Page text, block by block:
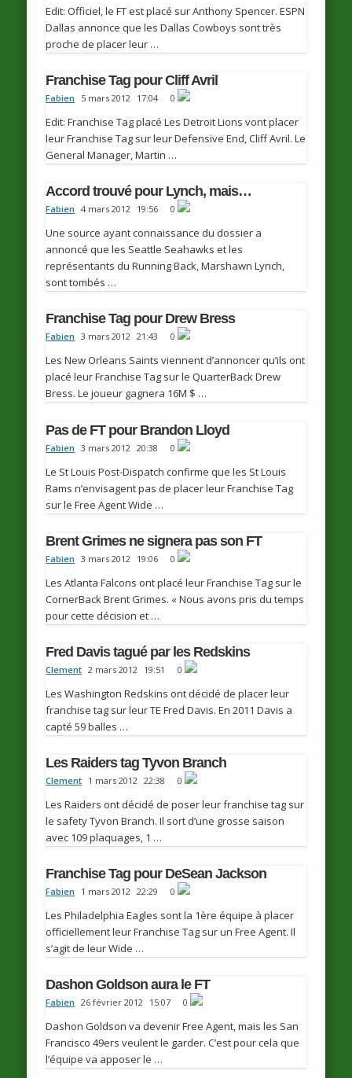
Edit: Officiel, le FT est placé sur Anthony Spencer. ESPN
Dallas annonce que les Dallas Cowboys sont très
proche de placer leur …
Franchise Tag pour Cliff Avril
Fabien 5 mars 2012 17:04 0
Edit: Franchise Tag placé Les Detroit Lions vont placer
leur Franchise Tag sur leur Defensive End, Cliff Avril. Le
General Manager, Martin …
Accord trouvé pour Lynch, mais…
Fabien 4 mars 2012 19:56 0
Une source ayant connaissance du dossier a
annoncé que les Seattle Seahawks et les
représentants du Running Back, Marshawn Lynch,
sont tombés …
Franchise Tag pour Drew Bress
Fabien 3 mars 2012 21:43 0
Les New Orleans Saints viennent d’annoncer qu’ils ont
placé leur Franchise Tag sur le QuarterBack Drew
Bress. Le joueur gagnera 16M $ …
Pas de FT pour Brandon Lloyd
Fabien 3 mars 2012 20:38 0
Le St Louis Post-Dispatch confirme que les St Louis
Rams n’envisagent pas de placer leur Franchise Tag
sur le Free Agent Wide …
Brent Grimes ne signera pas son FT
Fabien 3 mars 2012 19:06 0
Les Atlanta Falcons ont placé leur Franchise Tag sur le
CornerBack Brent Grimes. « Nous avons pris du temps
pour cette décision et …
Fred Davis tagué par les Redskins
Clement 2 mars 2012 19:51 0
Les Washington Redskins ont décidé de placer leur
franchise tag sur leur TE Fred Davis. En 2011 Davis a
capté 59 balles …
Les Raiders tag Tyvon Branch
Clement 1 mars 2012 22:38 0
Les Raiders ont décidé de poser leur franchise tag sur
le safety Tyvon Branch. Il sort d’une grosse saison
avec 109 plaquages, 1 …
Franchise Tag pour DeSean Jackson
Fabien 1 mars 2012 22:29 0
Les Philadelphia Eagles sont la 1ère équipe à placer
officiellement leur Franchise Tag sur un Free Agent. Il
s’agit de leur Wide …
Dashon Goldson aura le FT
Fabien 26 février 2012 15:07 0
Dashon Goldson va devenir Free Agent, mais les San
Francisco 49ers veulent le garder. C’est pour cela que
l’équipe va apposer le …